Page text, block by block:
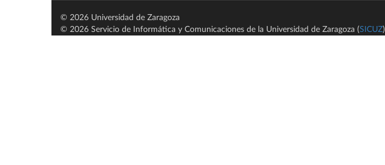
© 2026 Universidad de Zaragoza
© 2026 Servicio de Informática y Comunicaciones de la Universidad de Zaragoza (SICUZ)